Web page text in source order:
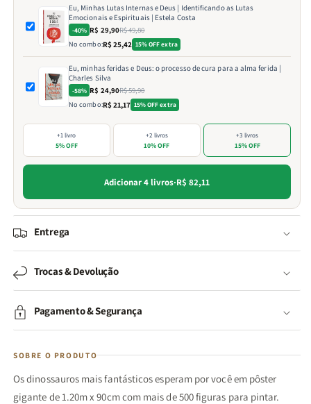
Eu, Minhas Lutas Internas e Deus | Identificando as Lutas
Emocionais e Espirituais | Estela Costa
-40% R$ 29,90R$ 49,80
No combo:R$ 25,42 15% OFF extra
Eu, minhas feridas e Deus: o processo de cura para a alma ferida |
Charles Silva
-58% R$ 24,90R$ 59,90
No combo:R$ 21,17 15% OFF extra
+1 livro
5% OFF
+2 livros
10% OFF
+3 livros
15% OFF
Adicionar 4 livros·R$ 82,11
Entrega
Trocas & Devolução
Pagamento & Segurança
SOBRE O PRODUTO
Os dinossauros mais fantásticos esperam por você em pôster
gigante de 1.20m x 90cm com mais de 500 figuras para pintar.